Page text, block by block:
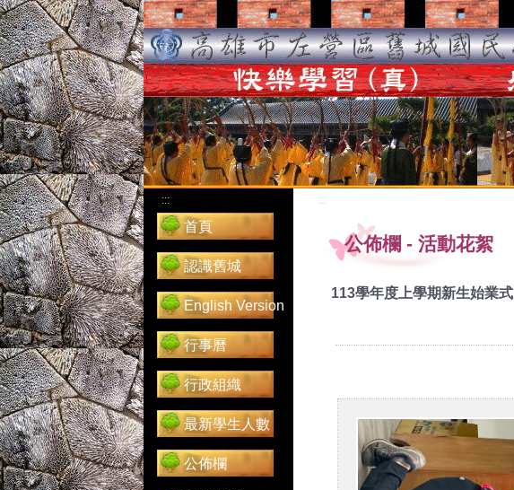
:::
首頁
認識舊城
English Version
行事曆
行政組織
最新學生人數
公佈欄
:::
公佈欄 - 活動花絮
113學年度上學期新生始業式